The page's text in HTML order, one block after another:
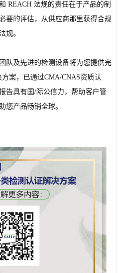
REACH 法规的责任在于产品的制
要的评估，从供应商那里获得合规
规。
队及先进的检测设备将为您提供完
方案，已通过CMA/CNAS资质认
告具有国/际公信力，帮助客户管
您产品畅销全球。